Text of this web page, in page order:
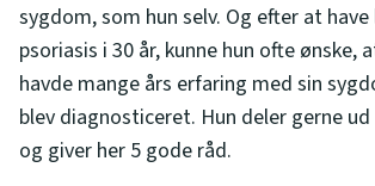
sygdom, som hun selv. Og efter at
psoriasis i 30 år, kunne hun ofte ønske,
havde mange års erfaring med sin
blev diagnosticeret. Hun deler gerne
og giver her 5 gode råd.